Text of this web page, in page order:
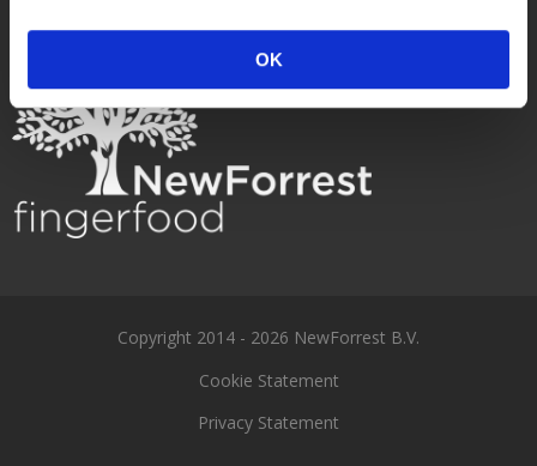
OK
Copyright 2014 - 2026 NewForrest B.V.
Cookie Statement
Privacy Statement